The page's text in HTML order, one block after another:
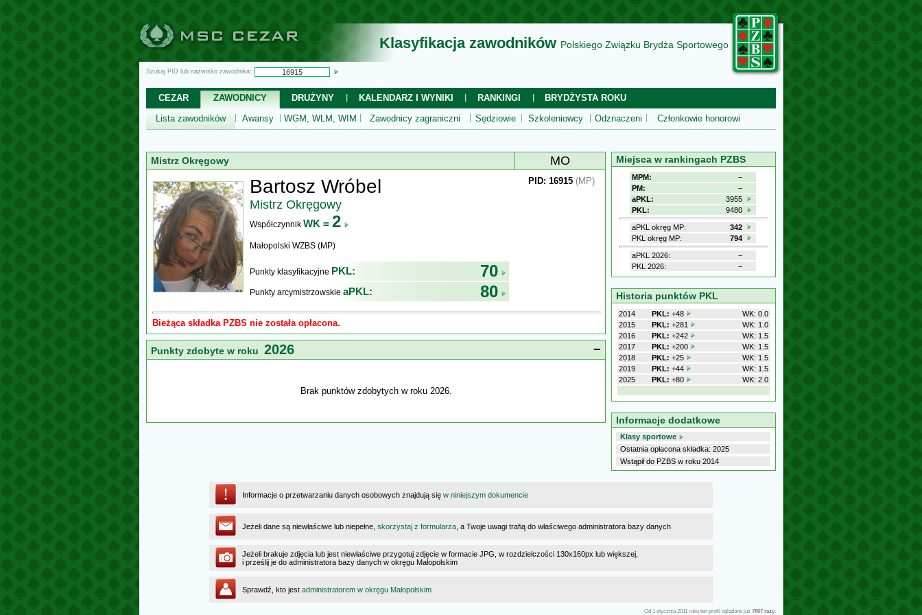
Klasyfikacja zawodników Polskiego Związku Brydża Sportowego
Szukaj PID lub nazwisko zawodnika:
CEZAR ZAWODNICY DRUŻYNY KALENDARZ I WYNIKI RANKINGI
BRYDŻYSTA ROKU
Lista zawodników
Awansy WGM, WLM, WIM Zawodnicy zagraniczni Sędziowie Szkoleniowcy Odznaczeni Członkowie honorowi
Mistrz Okręgowy MO
Bartosz Wróbel
Mistrz Okręgowy
Współczynnik WK = 2
Małopolski WZBS (MP)
Punkty klasyfikacyjne PKL: 70
Punkty arcymistrzowskie aPKL: 80
PID: 16915 (MP)
Bieżąca składka PZBS nie została opłacona.
Punkty zdobyte w roku 2026 −
Brak punktów zdobytych w roku 2026.
Miejsca w rankingach PZBS
MPM:
−
PM:
−
aPKL:
3955
PKL:
9480
aPKL okręg MP:
342
PKL okręg MP:
794
aPKL 2026:
−
PKL 2026:
−
Historia punktów PKL
2014 PKL: +48
WK: 0.0
2015
PKL: +281
WK: 1.0
2016
PKL: +242
WK: 1.5
2017
PKL: +200
WK: 1.5
2018
PKL: +25
WK: 1.5
2019
PKL: +44
WK: 1.5
2025
PKL: +80 WK: 2.0
Informacje dodatkowe
Klasy sportowe
Ostatnia opłacona składka: 2025
Wstąpił do PZBS w roku 2014
Informacje o przetwarzaniu danych osobowych znajdują się w niniejszym dokumencie
Jeżeli dane są niewłaściwe lub niepełne, skorzystaj z formularza , a Twoje uwagi trafią do właściwego administratora bazy danych
Jeżeli brakuje zdjęcia lub jest niewłaściwe przygotuj zdjęcie w formacie JPG, w rozdzielczości 130x160px lub większej,
i prześlij je do administratora bazy danych w okręgu Małopolskim
Sprawdź, kto jest administratorem w okręgu Małopolskim
Od 1 stycznia 2011 roku ten profil oglądano już 7807 razy.